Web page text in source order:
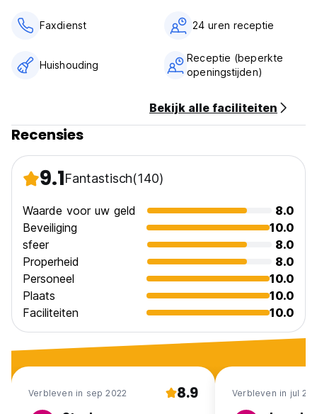
Faxdienst 24 uren receptie
Huishouding
Receptie (beperkte
openingstijden)
Bekijk alle faciliteiten
Recensies
9.1Fantastisch(140)
Waarde voor uw geld
8.0
Beveiliging
10.0
sfeer
8.0
Properheid
8.0
Personeel
10.0
Plaats
10.0
Faciliteiten
10.0
Verbleven in sep 2022 8.9 Verbleven in jul